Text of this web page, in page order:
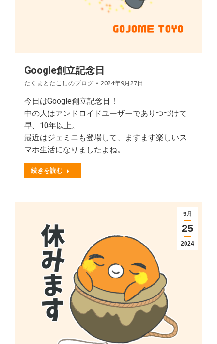
Google創立記念日
たくまとたこしのブログ 2024年9月27日
今日はGoogle創立記念日！
中の人はアンドロイドユーザーでありつづけて
早、10年以上。
最近はジェミニも登場して、ますます楽しいス
マホ生活になりましたよね。
続きを読む
9月
25
2024